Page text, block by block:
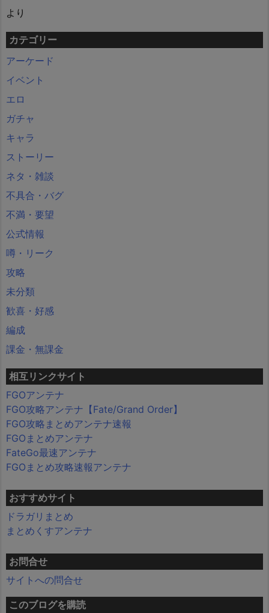
より
カテゴリー
アーケード
イベント
エロ
ガチャ
キャラ
ストーリー
ネタ・雑談
不具合・バグ
不満・要望
公式情報
噂・リーク
攻略
未分類
歓喜・好感
編成
課金・無課金
相互リンクサイト
FGOアンテナ
FGO攻略アンテナ【Fate/Grand Order】
FGO攻略まとめアンテナ速報
FGOまとめアンテナ
FateGo最速アンテナ
FGOまとめ攻略速報アンテナ
おすすめサイト
ドラガリまとめ
まとめくすアンテナ
お問合せ
サイトへの問合せ
このブログを購読